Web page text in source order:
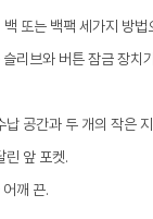
또는 백팩 세가지 방법
리브와 버튼 잠금 장치
납 공간과 두 개의 작은
린 앞 포켓.
깨 끈.